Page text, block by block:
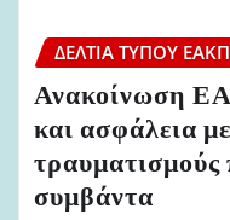
ΔΕΛΤΊΑ ΤΎΠΟΥ ΕΑΚΠ
Ανακοίνωση
και ασφάλεια
συμβάντα